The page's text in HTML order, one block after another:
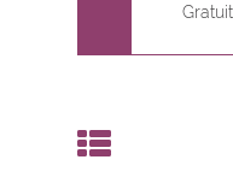
Gratuit